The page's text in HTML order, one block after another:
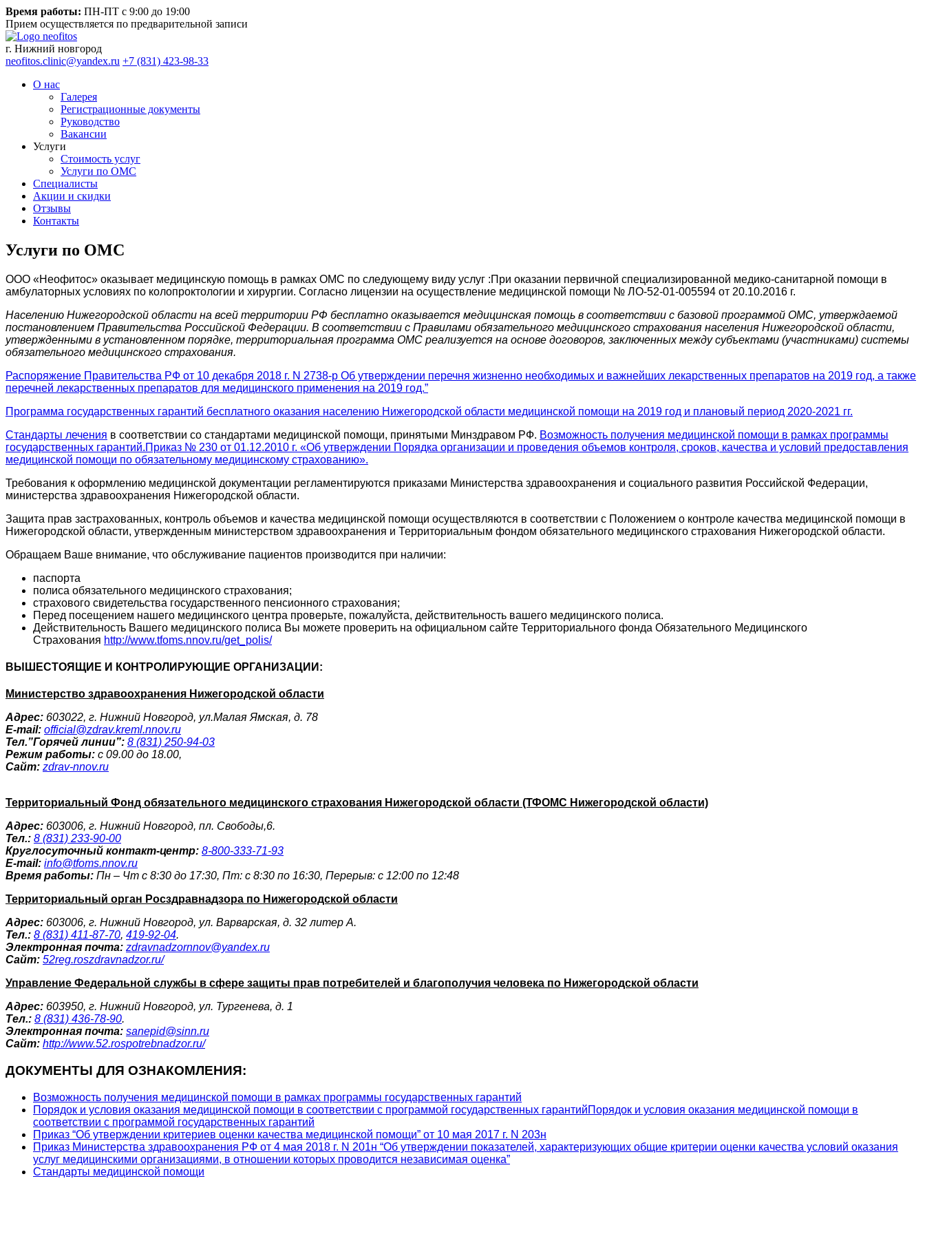
Время работы: ПН-ПТ с 9:00 до 19:00
Прием осуществляется по предварительной записи
г. Нижний новгород
neofitos.clinic@yandex.ru +7 (831) 423-98-33
О нас
Галерея
Регистрационные документы
Руководство
Вакансии
Услуги
Стоимость услуг
Услуги по ОМС
Специалисты
Акции и скидки
Отзывы
Контакты
Услуги по ОМС
ООО «Неофитос» оказывает медицинскую помощь в рамках ОМС по следующему виду услуг :При оказании первичной специализированной медико-санитарной помощи в
амбулаторных условиях по колопроктологии и хирургии. Согласно лицензии на осуществление медицинской помощи № ЛО-52-01-005594 от 20.10.2016 г.
Населению Нижегородской области на всей территории РФ бесплатно оказывается медицинская помощь в соответствии с базовой программой ОМС, утверждаемой
постановлением Правительства Российской Федерации. В соответствии с Правилами обязательного медицинского страхования населения Нижегородской области,
утвержденными в установленном порядке, территориальная программа ОМС реализуется на основе договоров, заключенных между субъектами (участниками) системы
обязательного медицинского страхования.
Распоряжение Правительства РФ от 10 декабря 2018 г. N 2738-р Об утверждении перечня жизненно необходимых и важнейших лекарственных препаратов на 2019 год, а также
перечней лекарственных препаратов для медицинского применения на 2019 год.”
Программа государственных гарантий бесплатного оказания населению Нижегородской области медицинской помощи на 2019 год и плановый период 2020-2021 гг.
Стандарты лечения в соответствии со стандартами медицинской помощи, принятыми Минздравом РФ. Возможность получения медицинской помощи в рамках программы
государственных гарантий.Приказ № 230 от 01.12.2010 г. «Об утверждении Порядка организации и проведения объемов контроля, сроков, качества и условий предоставления
медицинской помощи по обязательному медицинскому страхованию».
Требования к оформлению медицинской документации регламентируются приказами Министерства здравоохранения и социального развития Российской Федерации,
министерства здравоохранения Нижегородской области.
Защита прав застрахованных, контроль объемов и качества медицинской помощи осуществляются в соответствии с Положением о контроле качества медицинской помощи в
Нижегородской области, утвержденным министерством здравоохранения и Территориальным фондом обязательного медицинского страхования Нижегородской области.
Обращаем Ваше внимание, что обслуживание пациентов производится при наличии:
паспорта
полиса обязательного медицинского страхования;
страхового свидетельства государственного пенсионного страхования;
Перед посещением нашего медицинского центра проверьте, пожалуйста, действительность вашего медицинского полиса.
Действительность Вашего медицинского полиса Вы можете проверить на официальном сайте Территориального фонда Обязательного Медицинского
Страхования http://www.tfoms.nnov.ru/get_polis/
ВЫШЕСТОЯЩИЕ И КОНТРОЛИРУЮЩИЕ ОРГАНИЗАЦИИ:
Министерство здравоохранения Нижегородской области
Адрес: 603022, г. Нижний Новгород, ул.Малая Ямская, д. 78
E-mail: official@zdrav.kreml.nnov.ru
Тел.”Горячей линии”: 8 (831) 250-94-03
Режим работы: с 09.00 до 18.00,
Сайт: zdrav-nnov.ru
Территориальный Фонд обязательного медицинского страхования Нижегородской области (ТФОМС Нижегородской области)
Адрес: 603006, г. Нижний Новгород, пл. Свободы,6.
Тел.: 8 (831) 233-90-00
Круглосуточный контакт-центр: 8-800-333-71-93
E-mail: info@tfoms.nnov.ru
Время работы: Пн – Чт с 8:30 до 17:30, Пт: с 8:30 по 16:30, Перерыв: с 12:00 по 12:48
Территориальный орган Росздравнадзора по Нижегородской области
Адрес: 603006, г. Нижний Новгород, ул. Варварская, д. 32 литер А.
Тел.: 8 (831) 411-87-70, 419-92-04.
Электронная почта: zdravnadzornnov@yandex.ru
Сайт: 52reg.roszdravnadzor.ru/
Управление Федеральной службы в сфере защиты прав потребителей и благополучия человека по Нижегородской области
Адрес: 603950, г. Нижний Новгород, ул. Тургенева, д. 1
Tел.: 8 (831) 436-78-90.
Электронная почта: sanepid@sinn.ru
Сайт: http://www.52.rospotrebnadzor.ru/
ДОКУМЕНТЫ ДЛЯ ОЗНАКОМЛЕНИЯ:
Возможность получения медицинской помощи в рамках программы государственных гарантий
Порядок и условия оказания медицинской помощи в соответствии с программой государственных гарантийПорядок и условия оказания медицинской помощи в
соответствии с программой государственных гарантий
Приказ “Об утверждении критериев оценки качества медицинской помощи” от 10 мая 2017 г. N 203н
Приказ Министерства здравоохранения РФ от 4 мая 2018 г. N 201н “Об утверждении показателей, характеризующих общие критерии оценки качества условий оказания
услуг медицинскими организациями, в отношении которых проводится независимая оценка”
Стандарты медицинской помощи